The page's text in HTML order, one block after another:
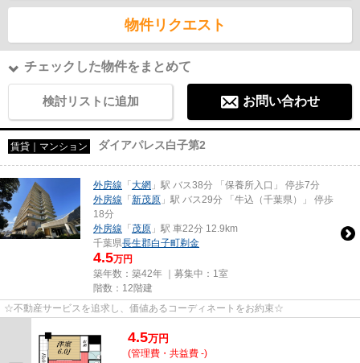
物件リクエスト
チェックした物件をまとめて
検討リストに追加 お問い合わせ
賃貸｜マンション ダイアパレス白子第2
外房線 「 大網 」駅 バス38分 「保養所入口」 停歩7分
外房線 「 新茂原 」駅 バス29分 「牛込（千葉県）」 停歩
18分
外房線 「 茂原 」駅 車22分 12.9km
千葉県長生郡白子町剃金
4.5万円
築年数：築42年 ｜募集中： 1室
階数：12階建
☆不動産サービスを追求し、価値あるコーディネートをお約束☆
4.5万円
(管理費・共益費 -)